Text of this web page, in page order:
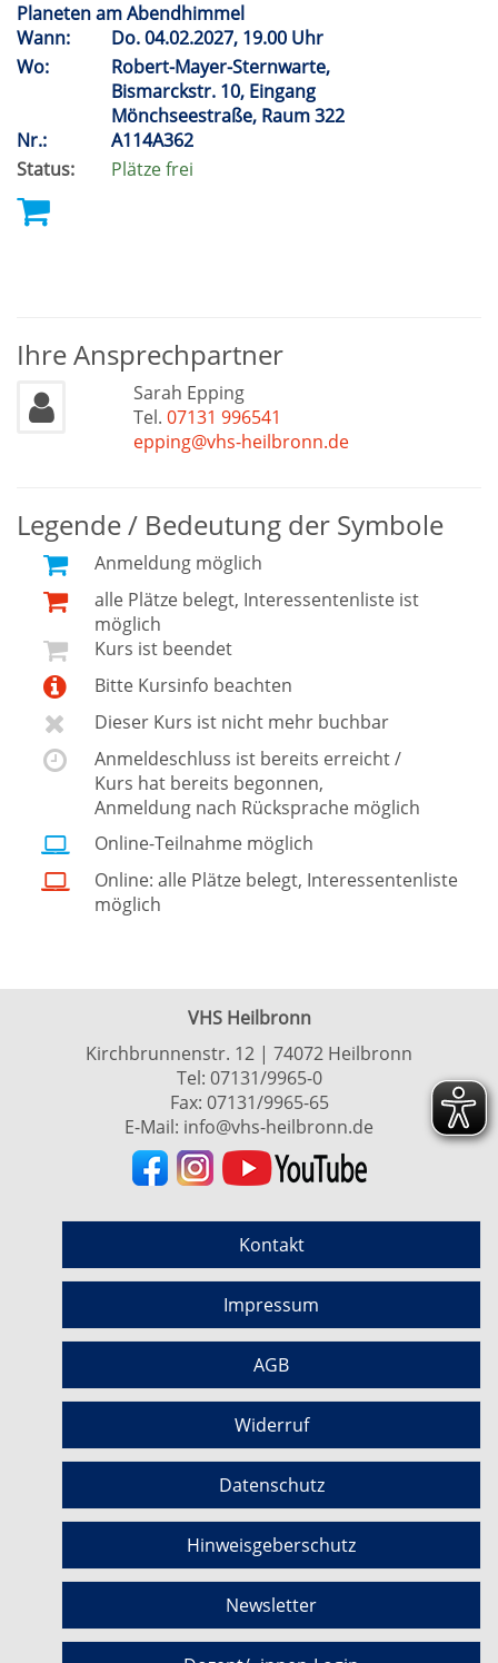
Planeten am Abendhimmel
Wann:
Do.04.02.2027, 19.00 Uhr
Wo:
Robert-Mayer-Sternwarte,
Bismarckstr. 10, Eingang
Mönchseestraße, Raum 322
Nr.:
A114A362
Status:
Plätze frei
Ihre Ansprechpartner
Sarah Epping
Tel. 07131 996541
epping@vhs-heilbronn.de
Legende / Bedeutung der Symbole
Anmeldung möglich
alle Plätze belegt, Interessentenliste ist
möglich
Kurs ist beendet
Bitte Kursinfo beachten
Dieser Kurs ist nicht mehr buchbar
Anmeldeschluss ist bereits erreicht /
Kurs hat bereits begonnen,
Anmeldung nach Rücksprache möglich
Online-Teilnahme möglich
Online: alle Plätze belegt, Interessentenliste
möglich
VHS Heilbronn
Kirchbrunnenstr. 12 | 74072 Heilbronn
Tel: 07131/9965-0
Fax: 07131/9965-65
E-Mail: info@vhs-heilbronn.de
Kontakt
Impressum
AGB
Widerruf
Datenschutz
Hinweisgeberschutz
Newsletter